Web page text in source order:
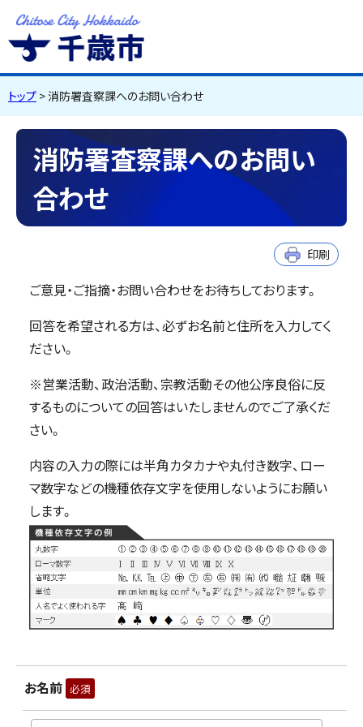
千歳市Chitose City
Hokkaido
トップ > 消防署査察課へのお問い合わせ
消防署査察課へのお問い
合わせ
印刷
ご意見・ご指摘・お問い合わせをお待ちしております。
回答を希望される方は、必ずお名前と住所を入力してく
ださい。
※営業活動、政治活動、宗教活動その他公序良俗に反
するものについての回答はいたしませんのでご了承くだ
さい。
内容の入力の際には半角カタカナや丸付き数字、ロー
マ数字などの機種依存文字を使用しないようにお願い
します。
お名前 必須